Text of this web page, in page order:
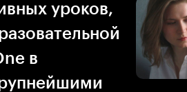
уроков,
в